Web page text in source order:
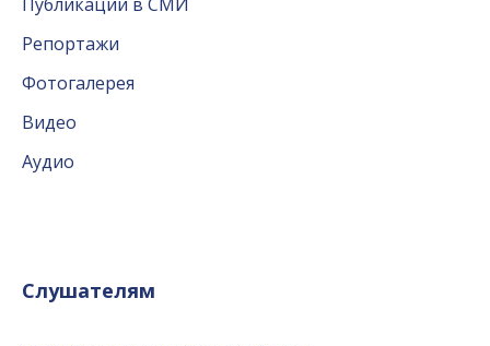
Репортажи
Фотогалерея
Видео
Аудио
Слушателям